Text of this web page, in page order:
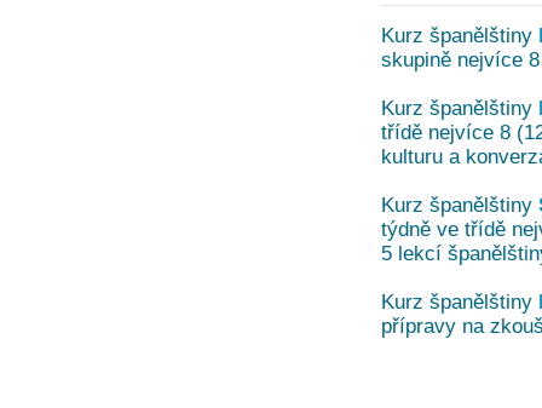
Kurz španělštiny
skupině nejvíce
Kurz španělštiny
třídě nejvíce 8
kulturu a
Kurz španělštiny
týdně ve třídě
5 lekcí
Kurz španělštiny
přípravy na